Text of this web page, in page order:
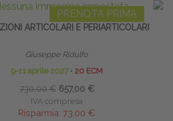
PRENOTA PRIMA
ARTICOLARI E PERIARTICOLARI
Giuseppe Ridulfo
9-11 aprile 2027 ∙ 20 ECM
730,00 € 657,00 €
IVA compresa
Risparmia: 73,00 €